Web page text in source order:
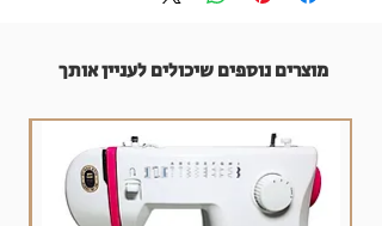
מוצרים נוספים שיכולים לעניין אותך